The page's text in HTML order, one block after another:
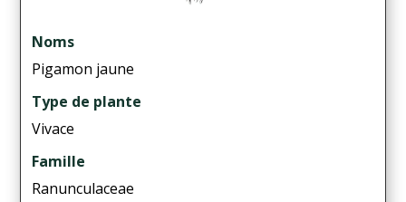
Noms
Pigamon jaune
Type de plante
Vivace
Famille
Ranunculaceae